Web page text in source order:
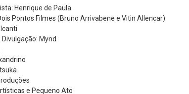
Henrique de Paula
Pontos Filmes (Bruno Arrivabene e Vitin Allencar)
Mynd
e Pequeno Ato